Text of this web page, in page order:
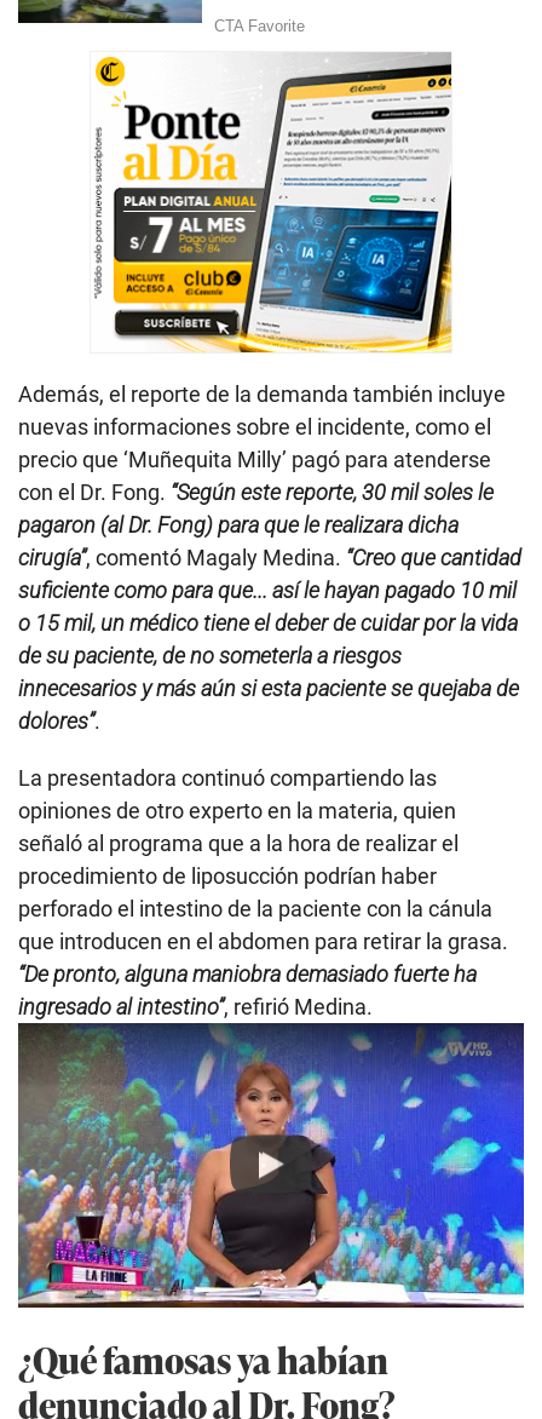
Además, el reporte de la demanda también incluye
nuevas informaciones sobre el incidente, como el
precio que ‘Muñequita Milly’ pagó para atenderse
con el Dr. Fong. “Según este reporte, 30 mil soles le
pagaron (al Dr. Fong) para que le realizara dicha
cirugía”, comentó Magaly Medina. “Creo que cantidad
suficiente como para que... así le hayan pagado 10 mil
o 15 mil, un médico tiene el deber de cuidar por la vida
de su paciente, de no someterla a riesgos
innecesarios y más aún si esta paciente se quejaba de
dolores”.
La presentadora continuó compartiendo las
opiniones de otro experto en la materia, quien
señaló al programa que a la hora de realizar el
procedimiento de liposucción podrían haber
perforado el intestino de la paciente con la cánula
que introducen en el abdomen para retirar la grasa.
“De pronto, alguna maniobra demasiado fuerte ha
ingresado al intestino”, refirió Medina.
Play
¿Qué famosas ya habían
denunciado al Dr. Fong?